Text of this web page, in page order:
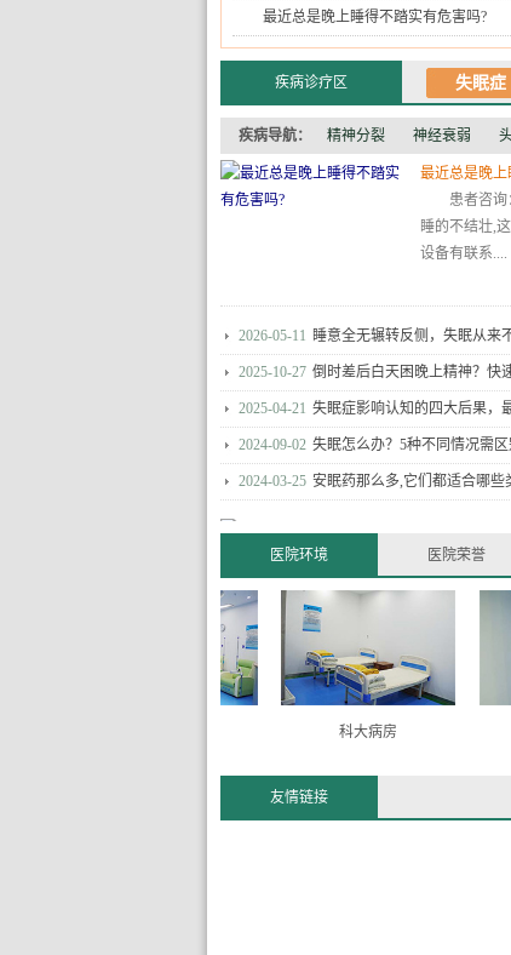
最近总是晚上睡得不踏实有危害吗?
疾病诊疗区 失眠症
疾病导航： 精神分裂 神经衰弱
最近总是晚上
患者咨
睡的不结壮,
设备有联系....
2026-05-11 睡意全无辗转反侧，失眠从来
2025-10-27 倒时差后白天困晚上精神？快
2025-04-21 失眠症影响认知的四大后果，
2024-09-02 失眠怎么办？5种不同情况需
2024-03-25 安眠药那么多,它们都适合哪些
抑郁症！
近几年，
许多人在发病
2026-05-18 不是想太多矫情，抑郁症是
长期情绪低落难振作？及时干
2024-09-09 抑郁症就是不开心？出现这5
医院环境 医院荣誉
科大病房 科
友情链接